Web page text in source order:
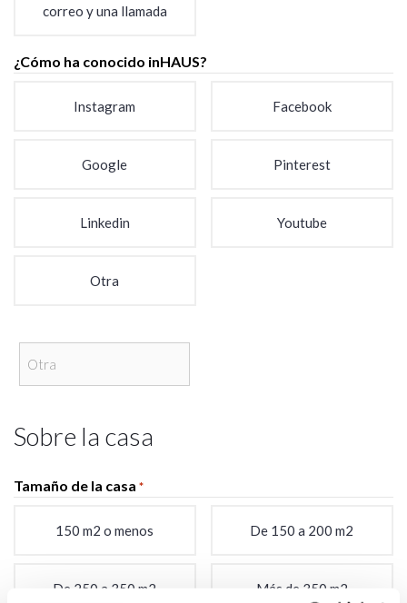
correo y una llamada
¿Cómo ha conocido inHAUS?
Instagram Facebook
Google Pinterest
Linkedin Youtube
Otra
Sobre la casa
Tamaño de la casa *
150 m2 o menos De 150 a 200 m2
De 250 a 350 m2 Más de 350 m2